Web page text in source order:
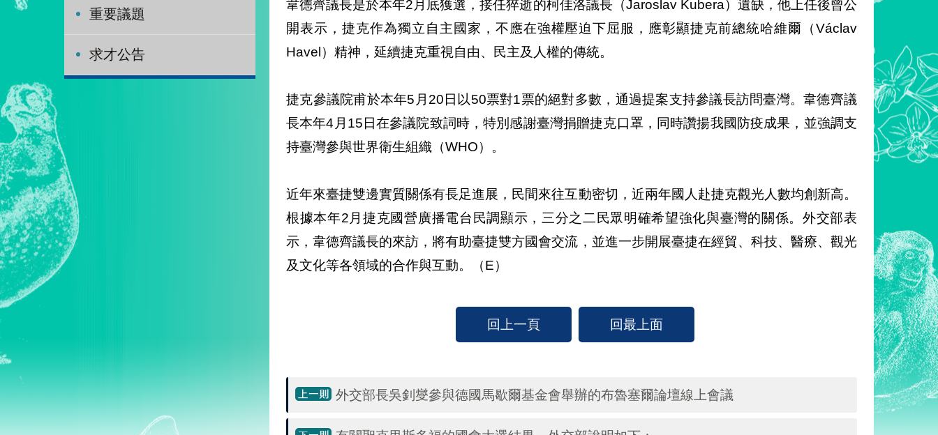
重要議題
求才公告
韋德齊議長是於本年2月底獲選，接任猝逝的柯佳洛議長（Jaroslav Kubera）遺缺，他上任後曾公
開表示，捷克作為獨立自主國家，不應在強權壓迫下屈服，應彰顯捷克前總統哈維爾（Václav
Havel）精神，延續捷克重視自由、民主及人權的傳統。
捷克參議院甫於本年5月20日以50票對1票的絕對多數，通過提案支持參議長訪問臺灣。韋德齊議
長本年4月15日在參議院致詞時，特別感謝臺灣捐贈捷克口罩，同時讚揚我國防疫成果，並強調支
持臺灣參與世界衛生組織（WHO）。
近年來臺捷雙邊實質關係有長足進展，民間來往互動密切，近兩年國人赴捷克觀光人數均創新高。
根據本年2月捷克國營廣播電台民調顯示，三分之二民眾明確希望強化與臺灣的關係。外交部表
示，韋德齊議長的來訪，將有助臺捷雙方國會交流，並進一步開展臺捷在經貿、科技、醫療、觀光
及文化等各領域的合作與互動。（E）
回上一頁 回最上面
外交部長吳釗燮參與德國馬歇爾基金會舉辦的布魯塞爾論壇線上會議